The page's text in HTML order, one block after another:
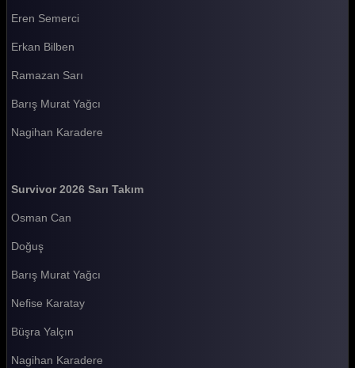
Survivor 2026 77. Bölüm
Survivor 2026 76. Bölüm
Survivor 2026 75. Bölüm
Survivor 2026 74. Bölüm
Survivor 2026 73. Bölüm
Survivor 2026 71. Bölüm
Survivor 2026 70. Bölüm
Survivor 2026 68. Bölüm
Survivor 2026 67. Bölüm
Survivor 2026 66. Bölüm
Survivor 2026 65. Bölüm
Eren Semerci
Erkan Bilben
Ramazan Sarı
Barış Murat Yağcı
Nagihan Karadere
Survivor 2026 Sarı Takım
Osman Can
Doğuş
Barış Murat Yağcı
Nefise Karatay
Büşra Yalçın
Nagihan Karadere